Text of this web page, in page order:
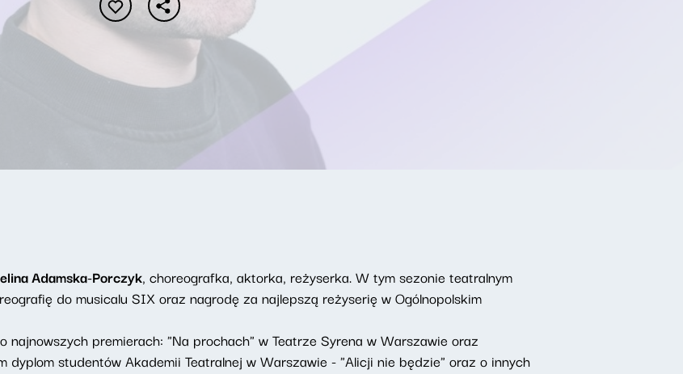
Adamska-Porczyk, choreografka, aktorka, reżyserka. W tym sezonie teatralnym
do musicalu SIX oraz nagrodę za najlepszą reżyserię w Ogólnopolskim
najnowszych premierach: "Na prochach" w Teatrze Syrena w Warszawie oraz
dyplom studentów Akademii Teatralnej w Warszawie - "Alicji nie będzie" oraz o innych